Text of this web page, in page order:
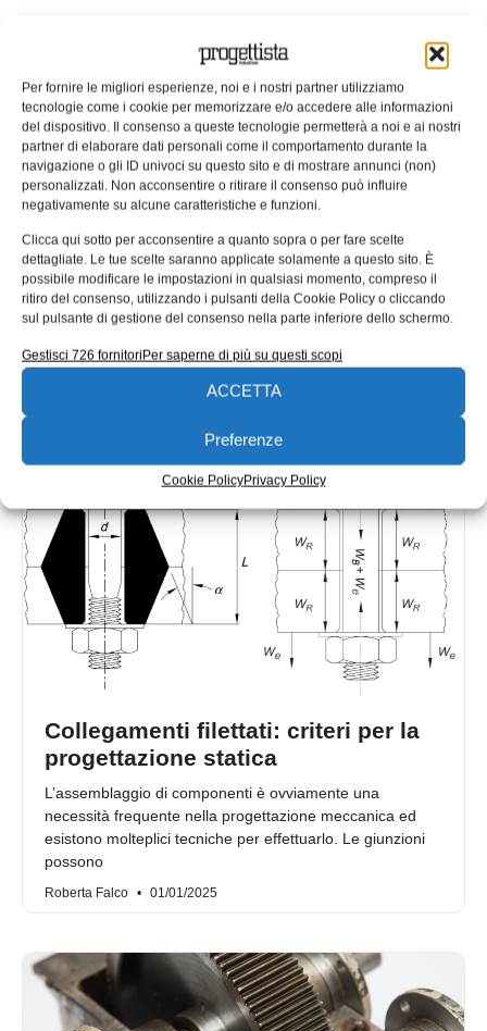
Per fornire le migliori esperienze, noi e i nostri partner utilizziamo
tecnologie come i cookie per memorizzare e/o accedere alle informazioni
del dispositivo. Il consenso a queste tecnologie permetterà a noi e ai nostri
partner di elaborare dati personali come il comportamento durante la
navigazione o gli ID univoci su questo sito e di mostrare annunci (non)
personalizzati. Non acconsentire o ritirare il consenso può influire
negativamente su alcune caratteristiche e funzioni.
Clicca qui sotto per acconsentire a quanto sopra o per fare scelte
dettagliate. Le tue scelte saranno applicate solamente a questo sito. È
possibile modificare le impostazioni in qualsiasi momento, compreso il
ritiro del consenso, utilizzando i pulsanti della Cookie Policy o cliccando
sul pulsante di gestione del consenso nella parte inferiore dello schermo.
Gestisci 726 fornitoriPer saperne di più su questi scopi
ACCETTA
Preferenze
Cookie PolicyPrivacy Policy
Criteri per la progettazione a fatica
dei componenti
preavviso visibile. Al contrario, un cedimento per fatica
non fornisce alcun preavviso evidente:
Collegamenti filettati: criteri per la
progettazione statica
L’assemblaggio di componenti è ovviamente una
necessità frequente nella progettazione meccanica ed
esistono molteplici tecniche per effettuarlo. Le giunzioni
possono
Roberta Falco 01/01/2025